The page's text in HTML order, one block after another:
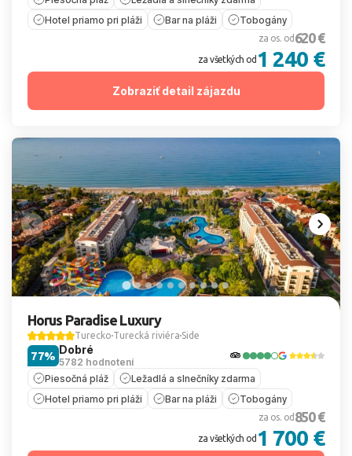
Hotel priamo pri pláži
Bar na pláži Tobogány
za os. od 620 €
za všetkých od 1 240 €
Zobraziť detail zájazdu
Horus Paradise Luxury
Turecko Turecká riviéra Side
Dobré
5782 hodnotení
77%
Piesočná pláž
Ležadlá a slnečníky zdarma
Hotel priamo pri pláži
Bar na pláži Tobogány
za os. od 850 €
za všetkých od 1 700 €